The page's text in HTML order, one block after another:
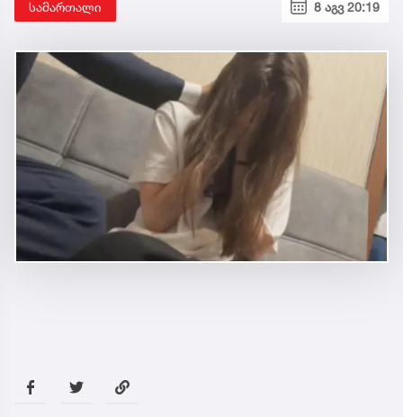
სამართალი 8 აგვ 20:19